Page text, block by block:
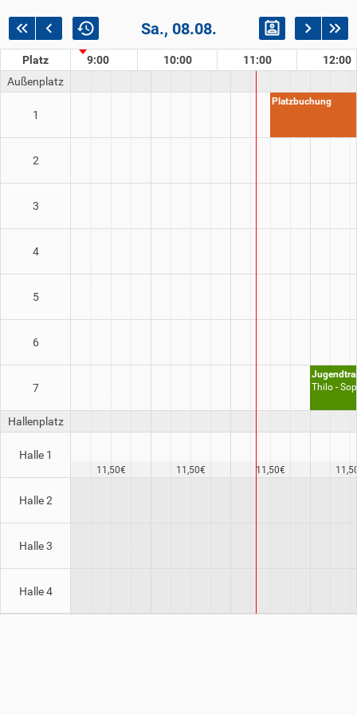
Sa., 08.08.
Platz
8:00 9:00 10:00 11:00
12:00
Außenplatz
1
2
3
4
5
6
7
Hallenplatz
Halle 1
Halle 2
Halle 3
Halle 4
Platzbuchung
Thilo -
11,50€ 11,50€ 11,50€